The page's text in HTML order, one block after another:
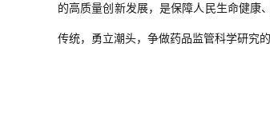
的高质量创新发展，是保障人民生命健康
传统，勇立潮头，争做药品监管科学研究